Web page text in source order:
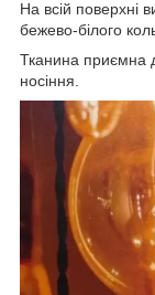
На всій поверхні
бежево-білого
Тканина приємна
носіння.